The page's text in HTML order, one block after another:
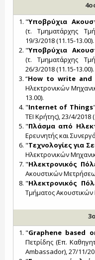
"Υποβρύχια
(τ. Τμηματάρχης
19/3/2018 (11.15-13.00).
"Υποβρύχια
(τ. Τμηματάρχης
26/3/2018 (11.15-13.00).
“How to write and
Ηλεκτρονικών
13.00).
"Internet of Things
ΤΕΙ Κρήτης), 23/4/2018
"Πλάσμα από
Ερευνητής και
"Τεχνολογίες για
Ηλεκτρονικών
"Ηλεκτρονικός
Ακουστικών
"Ηλεκτρονικός
Τμήματος Ακουστικών
"Graphene based
Πετρίδης (Επ.
Ambassador), 27/11/